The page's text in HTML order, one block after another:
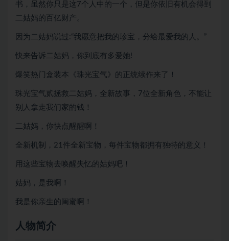
书，虽然你只是这7个人中的一个，但是你依旧有机会得到
二姑妈的百亿财产。
因为二姑妈说过:“我愿意把我的珍宝，分给最爱我的人。”
快来告诉二姑妈，你到底有多爱她!
爆笑热门盒装本《珠光宝气》的正统续作来了！
珠光宝气贰拯救二姑妈，全新故事，7位全新角色，不能让
别人拿走我们家的钱！
二姑妈，你快点醒醒啊！
全新机制，21件全新宝物，每件宝物都拥有独特的意义！
用这些宝物去唤醒失忆的姑妈吧！
姑妈，是我啊！
我是你亲生的闺蜜啊！
人物简介